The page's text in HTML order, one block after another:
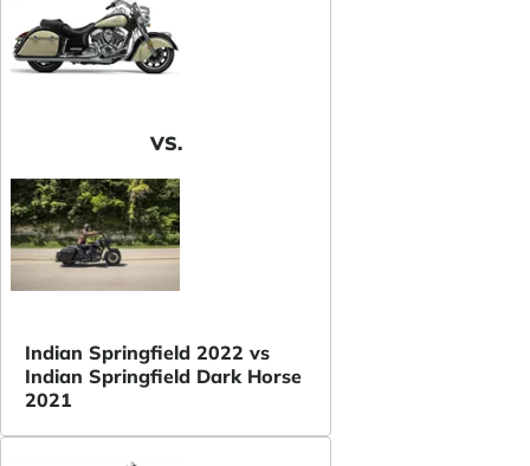
VS.
Indian Springfield 2022 vs
Indian Springfield Dark Horse
2021